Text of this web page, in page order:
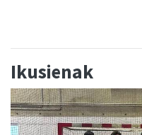
Ikusienak